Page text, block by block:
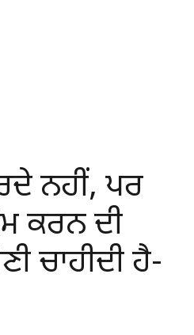
ਨਹੀਂ, ਪਰ
ਕਰਨ ਦੀ
ਚਾਹੀਦੀ ਹੈ-